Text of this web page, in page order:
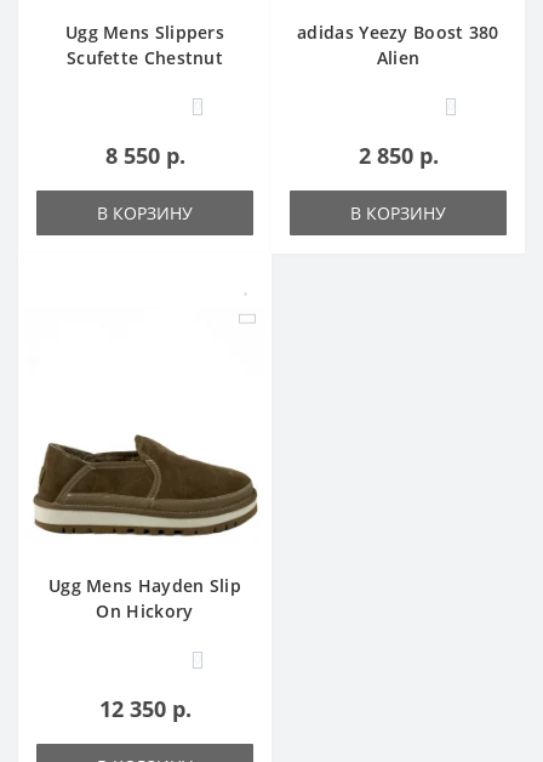
Ugg Mens Slippers
Scufette Chestnut
0
8 550 р.
В КОРЗИНУ
adidas Yееzy Boost 380
Alien
0
2 850 р.
В КОРЗИНУ
Ugg Mens Hayden Slip
On Hickory
0
12 350 р.